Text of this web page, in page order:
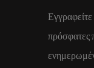
Εγγραφείτε
πρόσφατες